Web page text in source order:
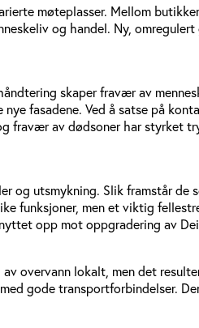
møteplasser. Mellom
og handel. Ny,
skaper fravær av
fasadene. Ved å satse på
fravær av dødsoner har styrket
og utsmykning. Slik framstår de
funksjoner, men et viktig
opp mot oppgradering av
overvann lokalt, men det
gode transportforbindelser.